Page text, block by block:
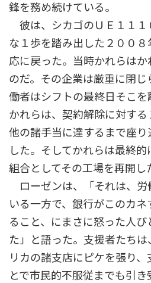
鋒を務め続けている。
彼は、シカゴのＵＥ１１１
な１歩を踏み出した２００
応に戻った。当時かれらは
のだ。その企業は厳重に閉
働者はシフトの最終日そこを
かれらは、契約解除に対す
他の諸手当に達するまで座
した。そしてかれらは最終
組合としてその工場を再開し
ローゼンは、「それは、労
いる一方で、銀行がこのカネ
ること、にまさに怒った人
た」と語った。支援者たち
リカの諸支店にピケを張り
とで市民的不服従までも引